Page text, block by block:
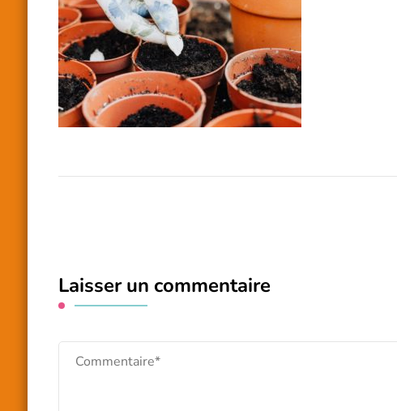
Laisser un commentaire